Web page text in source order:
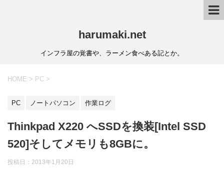
harumaki.net
インフラ屋の覚書や、ラーメン食べある記とか。
HOME > PC >
PC ノートパソコン 作業ログ
Thinkpad X220 へSSDを換装[Intel SSD
520]そしてメモリも8GBに。
投稿日：2013年1月20日